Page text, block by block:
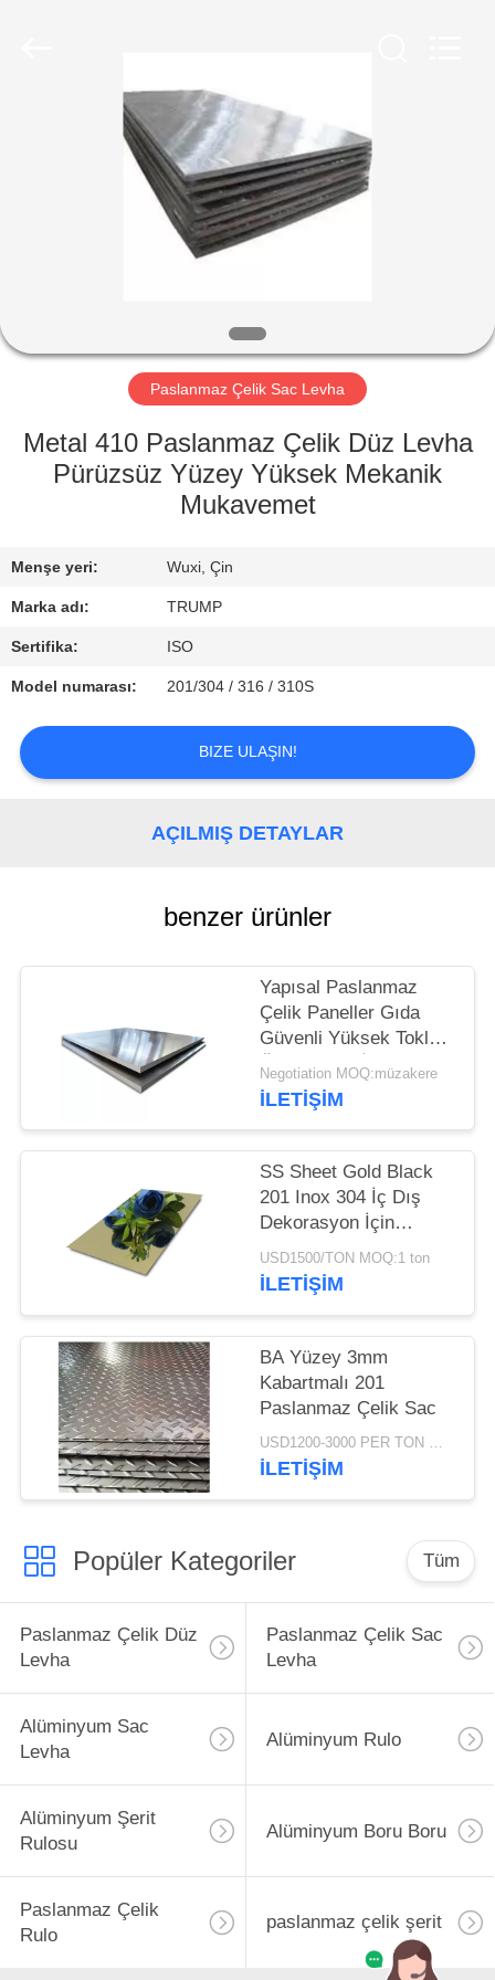
HAKKIMIZDA
FABRIKA
TURU
BIZIMLE
İLETIŞIM
İNDIRIM
İSTE
stainlesssteelflatplate.com.
Paslanmaz Çelik Sac Levha
Metal 410 Paslanmaz Çelik Düz Levha
Pürüzsüz Yüzey Yüksek Mekanik
Mukavemet
Menşe yeri: Wuxi, Çin
Marka adı: TRUMP
Sertifika: ISO
Model numarası: 201/304 / 316 / 310S
BIZE ULAŞIN!
AÇILMIŞ DETAYLAR
benzer ürünler
Yapısal Paslanmaz
Çelik Paneller Gıda
Güvenli Yüksek Tokluk
Özel Yüzey İşlem
Negotiation MOQ:müzakere
İLETİŞİM
SS Sheet Gold Black
201 Inox 304 İç Dış
Dekorasyon İçin
Paslanmaz Çelik Ayna
Levhası
USD1500/TON MOQ:1 ton
İLETİŞİM
BA Yüzey 3mm
Kabartmalı 201
Paslanmaz Çelik Sac
USD1200-3000 PER TON MOQ:1TON
İLETİŞİM
Popüler Kategoriler Tüm
Paslanmaz Çelik Düz
Levha
Paslanmaz Çelik Sac
Levha
Alüminyum Sac
Levha
Alüminyum Rulo
Alüminyum Şerit
Rulosu
Alüminyum Boru Boru
Paslanmaz Çelik
Rulo
paslanmaz çelik şerit